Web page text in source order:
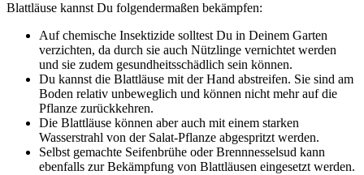
Blattläuse kannst Du folgendermaßen bekämpfen:
Auf chemische Insektizide solltest Du in Deinem Garten
verzichten, da durch sie auch Nützlinge vernichtet werden
und sie zudem gesundheitsschädlich sein können.
Du kannst die Blattläuse mit der Hand abstreifen. Sie sind am
Boden relativ unbeweglich und können nicht mehr auf die
Pflanze zurückkehren.
Die Blattläuse können aber auch mit einem starken
Wasserstrahl von der Salat-Pflanze abgespritzt werden.
Selbst gemachte Seifenbrühe oder Brennnesselsud kann
ebenfalls zur Bekämpfung von Blattläusen eingesetzt werden.